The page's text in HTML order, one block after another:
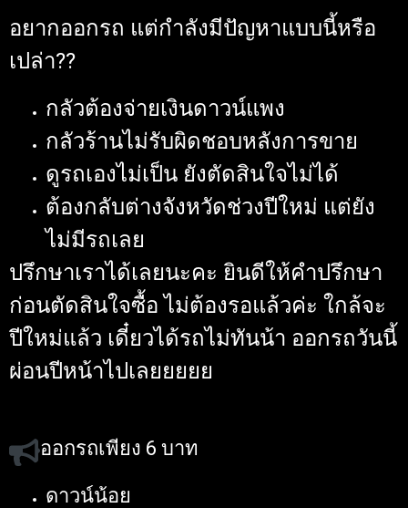
อยากออกรถ แต่กำลังมีปัญหาแบบนี้หรือ
เปล่า??
กลัวต้องจ่ายเงินดาวน์แพง
กลัวร้านไม่รับผิดชอบหลังการขาย
ดูรถเองไม่เป็น ยังตัดสินใจไม่ได้
ต้องกลับต่างจังหวัดช่วงปีใหม่ แต่ยัง
ไม่มีรถเลย
ปรึกษาเราได้เลยนะคะ ยินดีให้คำปรึกษา
ก่อนตัดสินใจซื้อ ไม่ต้องรอแล้วค่ะ ใกล้จะ
ปีใหม่แล้ว เดี๋ยวได้รถไม่ทันน้า ออกรถวันนี้
ผ่อนปีหน้าไปเลยยยยย
ออกรถเพียง 6 บาท
ดาวน์น้อย